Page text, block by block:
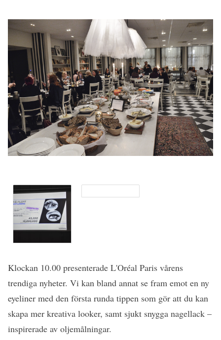
Klockan 10.00 presenterade L'Oréal Paris vårens
trendiga nyheter. Vi kan bland annat se fram emot en ny
eyeliner med den första runda tippen som gör att du kan
skapa mer kreativa looker, samt sjukt snygga nagellack –
inspirerade av oljemålningar.